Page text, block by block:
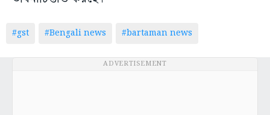
#gst #Bengali news #bartaman news
ADVERTISEMENT